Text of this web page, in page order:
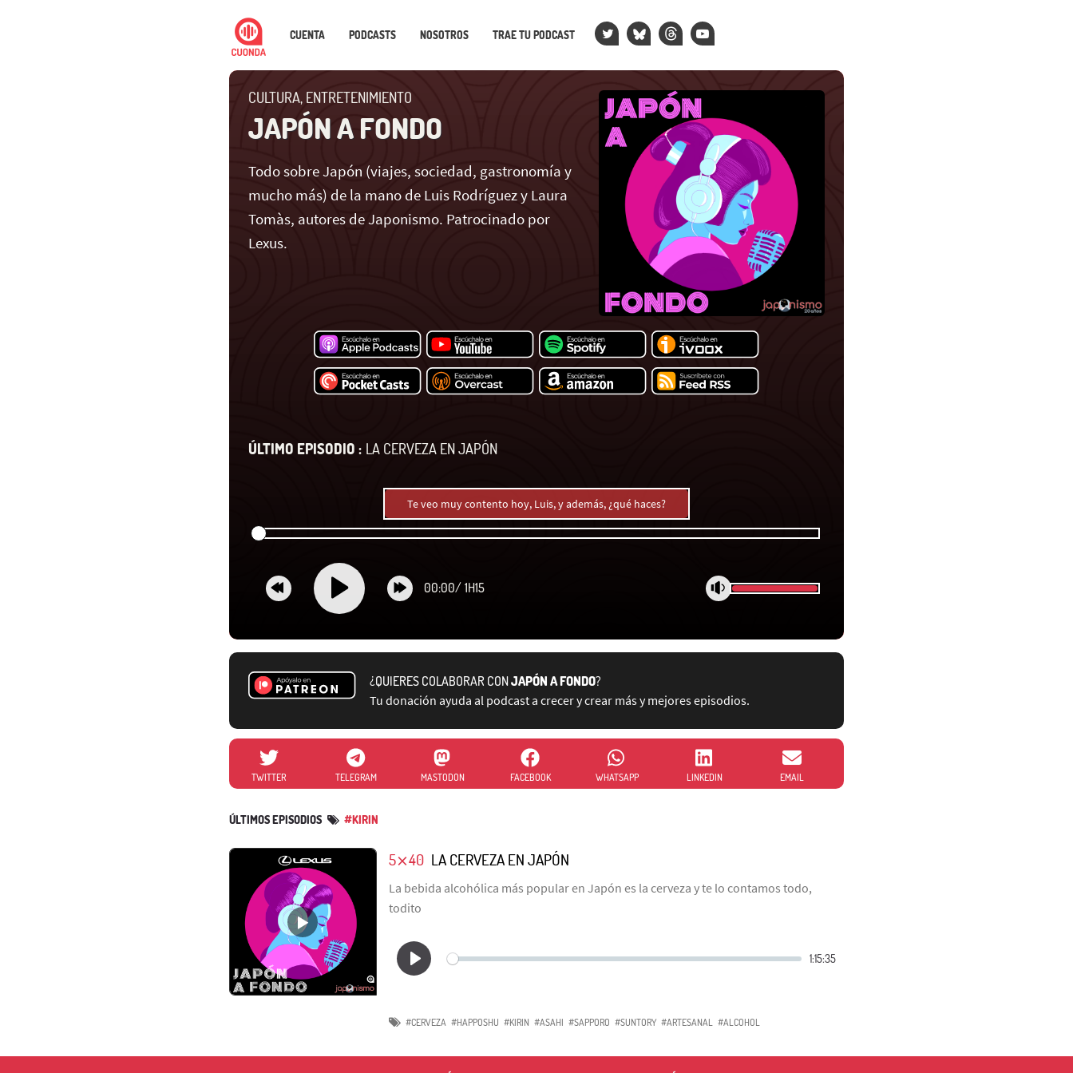
CUENTA PODCASTS NOSOTROS TRAE TU PODCAST
CULTURA, ENTRETENIMIENTO
JAPÓN A FONDO
Todo sobre Japón (viajes, sociedad, gastronomía y
mucho más) de la mano de Luis Rodríguez y Laura
Tomàs, autores de Japonismo. Patrocinado por
Lexus.
ÚLTIMO EPISODIO : LA CERVEZA EN JAPÓN
Te veo muy contento hoy, Luis, y además, ¿qué haces?
00:00/ 1H15
¿QUIERES COLABORAR CONJAPÓN A FONDO?
Tu donación ayuda al podcast a crecer y crear más y mejores episodios.
TWITTER TELEGRAM MASTODON FACEBOOK WHATSAPP LINKEDIN EMAIL
ÚLTIMOS EPISODIOS #KIRIN
5⨯40 LA CERVEZA EN JAPÓN
La bebida alcohólica más popular en Japón es la cerveza y te lo contamos todo,
todito
#CERVEZA #HAPPOSHU #KIRIN #ASAHI #SAPPORO #SUNTORY #ARTESANAL #ALCOHOL